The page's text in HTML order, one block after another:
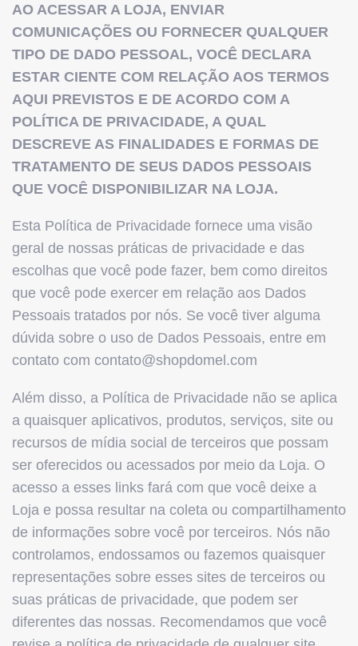
AO ACESSAR A LOJA, ENVIAR
COMUNICAÇÕES OU FORNECER QUALQUER
TIPO DE DADO PESSOAL, VOCÊ DECLARA
ESTAR CIENTE COM RELAÇÃO AOS TERMOS
AQUI PREVISTOS E DE ACORDO COM A
POLÍTICA DE PRIVACIDADE, A QUAL
DESCREVE AS FINALIDADES E FORMAS DE
TRATAMENTO DE SEUS DADOS PESSOAIS
QUE VOCÊ DISPONIBILIZAR NA LOJA.
Esta Política de Privacidade fornece uma visão
geral de nossas práticas de privacidade e das
escolhas que você pode fazer, bem como direitos
que você pode exercer em relação aos Dados
Pessoais tratados por nós. Se você tiver alguma
dúvida sobre o uso de Dados Pessoais, entre em
contato com contato@shopdomel.com
Além disso, a Política de Privacidade não se aplica
a quaisquer aplicativos, produtos, serviços, site ou
recursos de mídia social de terceiros que possam
ser oferecidos ou acessados por meio da Loja. O
acesso a esses links fará com que você deixe a
Loja e possa resultar na coleta ou compartilhamento
de informações sobre você por terceiros. Nós não
controlamos, endossamos ou fazemos quaisquer
representações sobre esses sites de terceiros ou
suas práticas de privacidade, que podem ser
diferentes das nossas. Recomendamos que você